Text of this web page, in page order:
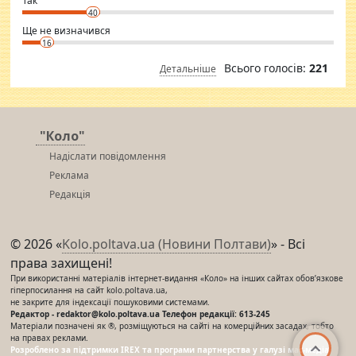
40
Ще не визначився
16
Детальніше Всього голосів: 221
"Коло"
Надіслати повідомлення
Реклама
Редакція
© 2026 «Kolo.poltava.ua (Новини Полтави)» - Всі
права захищені!
При використанні матеріалів інтернет-видання «Коло» на інших сайтах обов’язкове
гіперпосилання на сайт kolo.poltava.ua,
не закрите для індексації пошуковими системами.
Редактор - redaktor@kolo.poltava.ua Телефон редакції: 613-245
Матеріали позначені як ®, розміщуються на сайті на комерційних засадах, тобто
на правах реклами.
Розроблено за підтримки IREX та програми партнерства у галузі мас-медіа